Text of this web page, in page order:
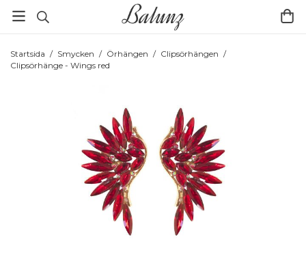
Startsida / Smycken / Örhängen / Clipsörhängen /
Clipsörhänge - Wings red